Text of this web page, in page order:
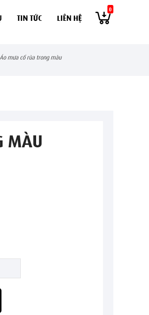
TIN TỨC LIÊN HỆ
0
áo mưa cổ rùa trong màu
MÀU